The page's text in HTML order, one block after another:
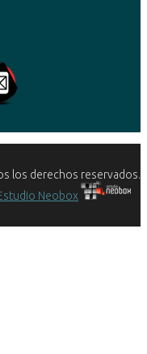
los derechos reservados.
Neobox